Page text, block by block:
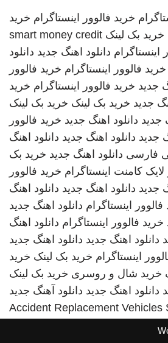
خرید فالوور اینستاگرام خرید
خرید بک لینک smart money credit
اینستاگرام دانلود اهنگ جدید دانلود
خرید فالوور اینستاگرام خرید فالوور
جدید خرید فالوور اینستاگرام خرید
جدید خرید بک لینک خرید بک لینک
جدید دانلود اهنگ جدید خرید فالوور
جدید دانلود اهنگ جدید دانلود اهنگ
فارسی دانلود اهنگ جدید خرید بک
لایک کامنت اینستاگرام خرید فالوور
جدید دانلود اهنگ جدید دانلود اهنگ
فالوور اینستاگرام دانلود اهنگ جدید
خرید فالوور اینستاگرام دانلود اهنگ
دانلود اهنگ جدید دانلود اهنگ جدید
اینستاگرام خرید بک لینک خرید
خرید شال و روسری خرید بک لینک
دانلود اهنگ جدید دانلود آهنگ جدید
Accident Replacement Vehicles